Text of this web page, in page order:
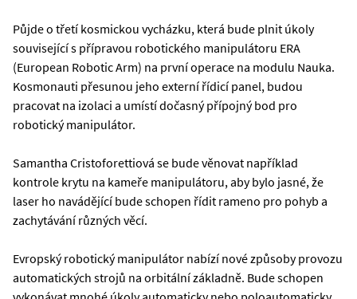
Půjde o třetí kosmickou vycházku, která bude plnit úkoly
související s přípravou robotického manipulátoru ERA
(European Robotic Arm) na první operace na modulu Nauka.
Kosmonauti přesunou jeho externí řídicí panel, budou
pracovat na izolaci a umístí dočasný přípojný bod pro
robotický manipulátor.
Samantha Cristoforettiová se bude věnovat například
kontrole krytu na kameře manipulátoru, aby bylo jasné, že
laser ho navádějící bude schopen řídit rameno pro pohyb a
zachytávání různých věcí.
Evropský robotický manipulátor nabízí nové způsoby provozu
automatických strojů na orbitální základně. Bude schopen